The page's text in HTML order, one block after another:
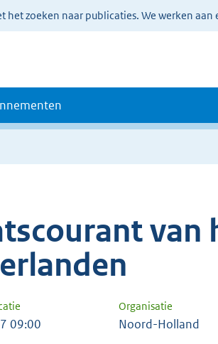
zoeken naar publicaties. We werken aan
Organisatie
09:00 Noord-Holland